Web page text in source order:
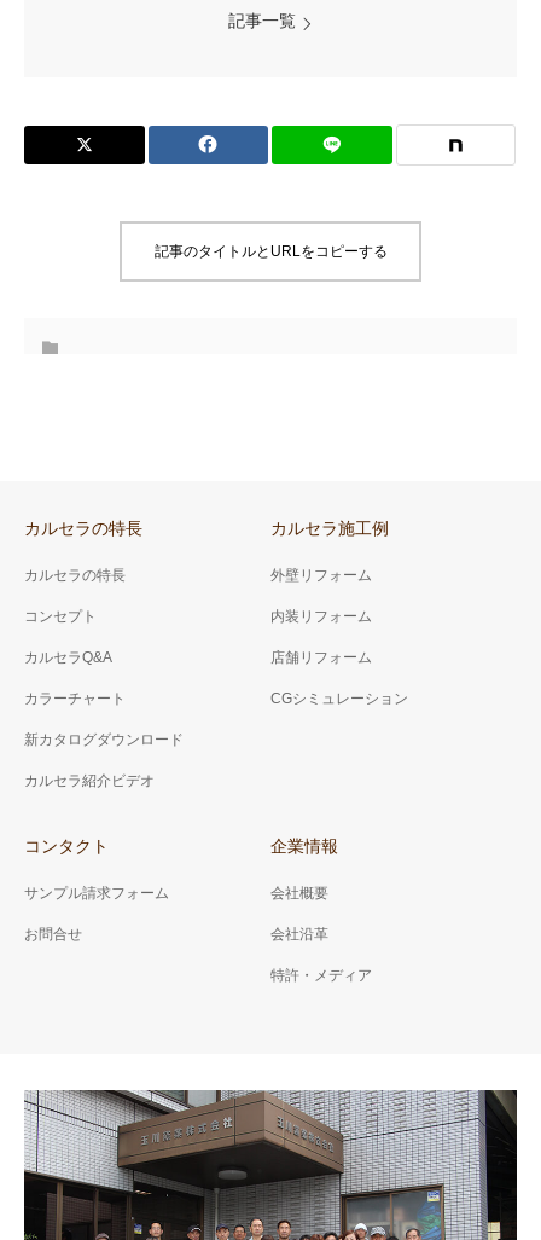
記事一覧
記事のタイトルとURLをコピーする
カルセラの特長
カルセラの特長
コンセプト
カルセラQ&A
カラーチャート
新カタログダウンロード
カルセラ紹介ビデオ
カルセラ施工例
外壁リフォーム
内装リフォーム
店舗リフォーム
CGシミュレーション
コンタクト
サンプル請求フォーム
お問合せ
企業情報
会社概要
会社沿革
特許・メディア